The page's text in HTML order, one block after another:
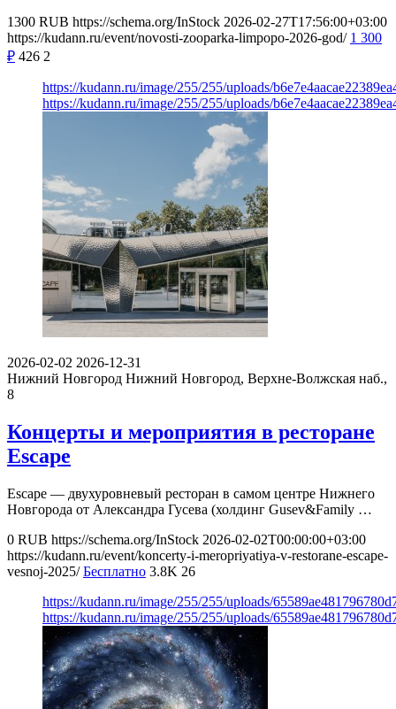
1300 RUB https://schema.org/InStock 2026-02-27T17:56:00+03:00
https://kudann.ru/event/novosti-zooparka-limpopo-2026-god/ 1 300
₽ 426 2
https://kudann.ru/image/255/255/uploads/
https://kudann.ru/image/255/255/uploads/
2026-02-02 2026-12-31
Нижний Новгород Нижний Новгород, Верхне-Волжская наб.,
8
Концерты и мероприятия в ресторане
Escape
Escape — двухуровневый ресторан в самом центре Нижнего
Новгорода от Александра Гусева (холдинг Gusev&Family …
0 RUB https://schema.org/InStock 2026-02-02T00:00:00+03:00
https://kudann.ru/event/koncerty-i-meropriyatiya-v-restorane-escape-
vesnoj-2025/ Бесплатно 3.8K 26
https://kudann.ru/image/255/255/uploads/
https://kudann.ru/image/255/255/uploads/